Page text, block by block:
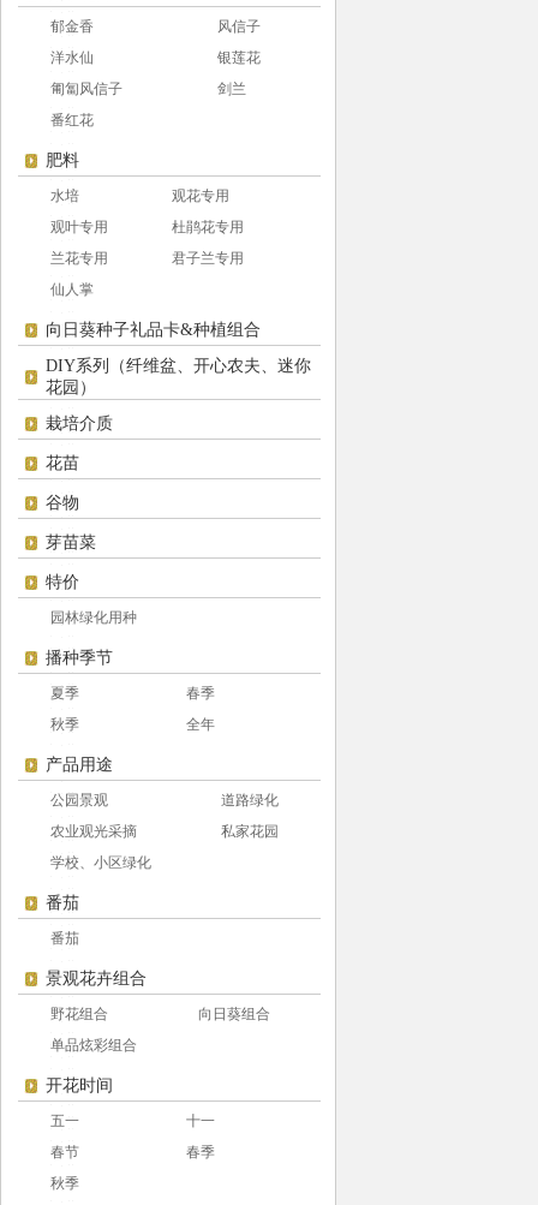
郁金香
风信子
洋水仙
银莲花
匍匐风信子
剑兰
番红花
肥料
水培
观花专用
观叶专用
杜鹃花专用
兰花专用
君子兰专用
仙人掌
向日葵种子礼品卡&种植组合
DIY系列（纤维盆、开心农夫、迷你
花园）
栽培介质
花苗
谷物
芽苗菜
特价
园林绿化用种
播种季节
夏季
春季
秋季
全年
产品用途
公园景观
道路绿化
农业观光采摘
私家花园
学校、小区绿化
番茄
番茄
景观花卉组合
野花组合
向日葵组合
单品炫彩组合
开花时间
五一
十一
春节
春季
秋季